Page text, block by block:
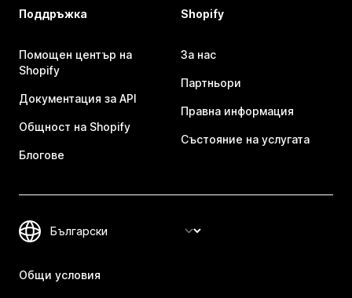
Поддръжка
Помощен център на
Shopify
Документация за API
Общност на Shopify
Блогове
Shopify
За нас
Партньори
Правна информация
Състояние на услугата
Общи условия